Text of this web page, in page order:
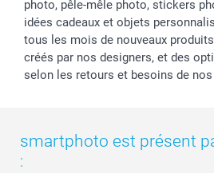
photo, pêle-mêle photo, stickers
idées cadeaux et objets
tous les mois de nouveaux
créés par nos designers, et des
selon les retours et besoins de
smartphoto est présent
: